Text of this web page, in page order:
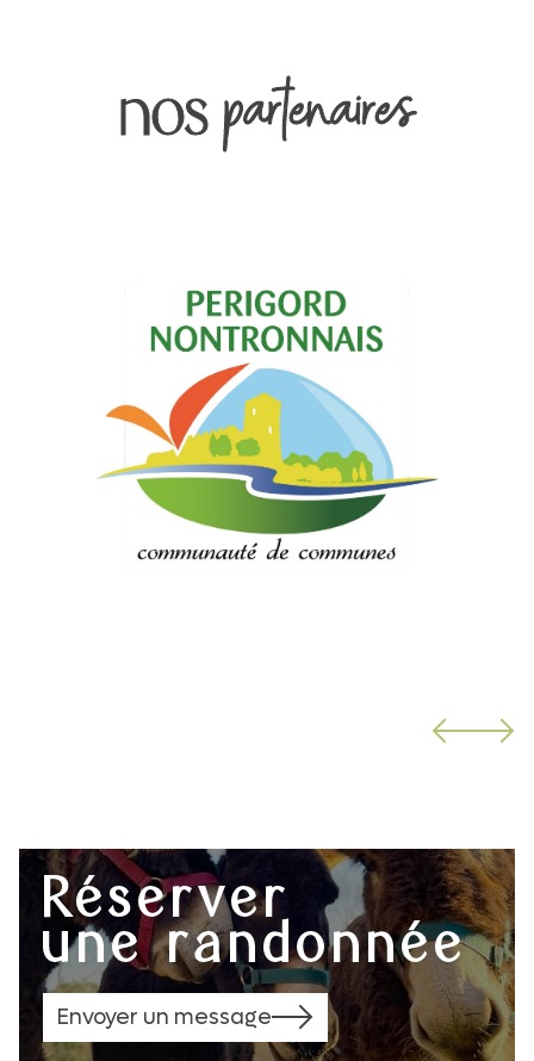
nospartenaires
Réserver
une randonnée
Envoyer un message